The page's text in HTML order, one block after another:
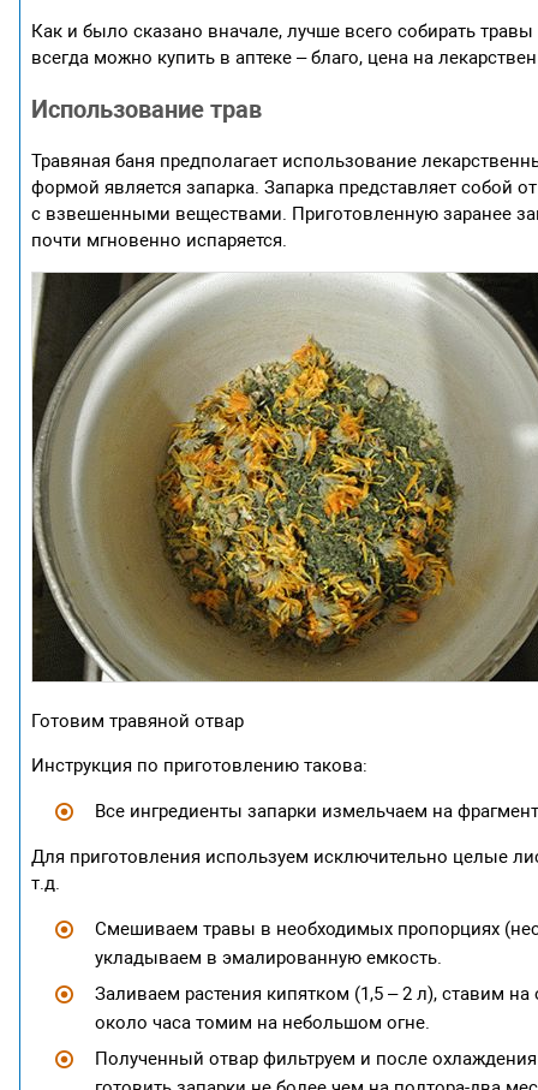
Как и было сказано вначале, лучше всего собирать
всегда можно купить в аптеке – благо, цена на
Использование трав
Травяная баня предполагает использование
формой является запарка. Запарка представляет собой
с взвешенными веществами. Приготовленную заранее
почти мгновенно испаряется.
Готовим травяной отвар
Инструкция по приготовлению такова:
Все ингредиенты запарки измельчаем на
Для приготовления используем исключительно целые
т.д.
Смешиваем травы в необходимых пропорциях
укладываем в эмалированную емкость.
Заливаем растения кипятком (1,5 – 2 л), ставим
около часа томим на небольшом огне.
Полученный отвар фильтруем и после